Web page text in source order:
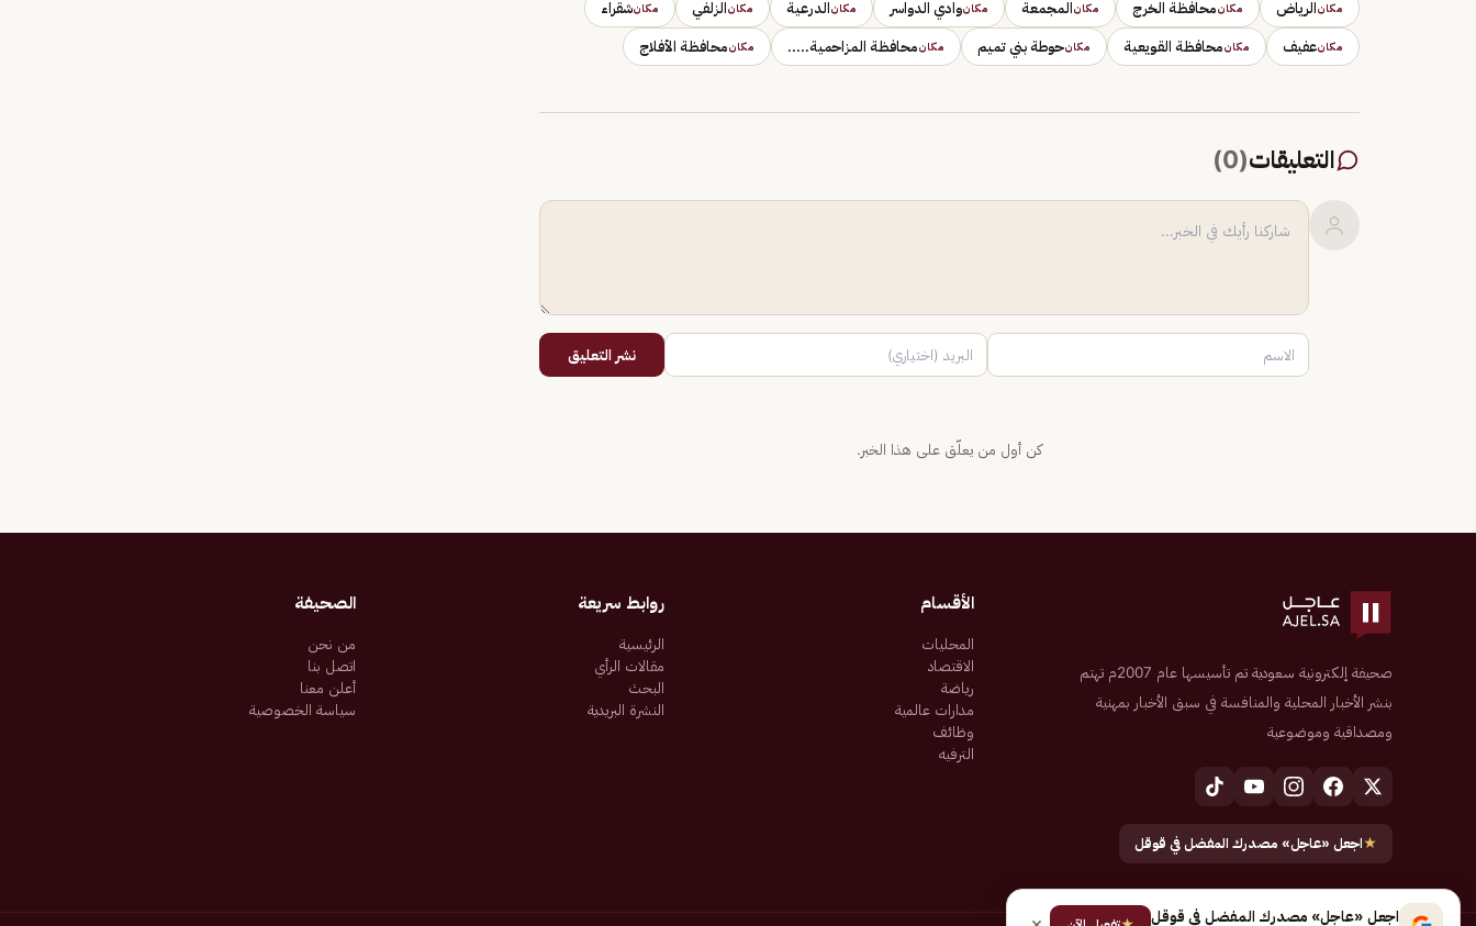
مكانالرياض مكانمحافظة الخرج مكانالمجمعة مكانوادي الدواسر مكانالدرعية مكانالزلفي مكانشقراء
مكانعفيف مكانمحافظة القويعية مكانحوطة بني تميم مكانمحافظة المزاحمية..... مكانمحافظة الأفلاج
التعليقات(
0
)
نشر التعليق
كن أول من يعلّق على هذا الخبر.
صحيفة إلكترونية سعودية تم تأسيسها عام 2007م تهتم
بنشر الأخبار المحلية والمنافسة في سبق الأخبار بمهنية
ومصداقية وموضوعية
★اجعل «عاجل» مصدرك المفضل في قوقل
الأقسام
المحليات
الاقتصاد
رياضة
مدارات عالمية
وظائف
الترفيه
روابط سريعة
الرئيسية
مقالات الرأي
البحث
النشرة البريدية
الصحيفة
من نحن
اتصل بنا
أعلن معنا
سياسة الخصوصية
اجعل «عاجل» مصدرك المفضل في قوقل